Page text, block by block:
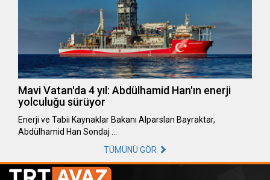
Mavi Vatan'da 4 yıl: Abdülhamid Han'ın enerji
yolculuğu sürüyor
Enerji ve Tabii Kaynaklar Bakanı Alparslan Bayraktar,
Abdülhamid Han Sondaj …
TÜMÜNÜ GÖR